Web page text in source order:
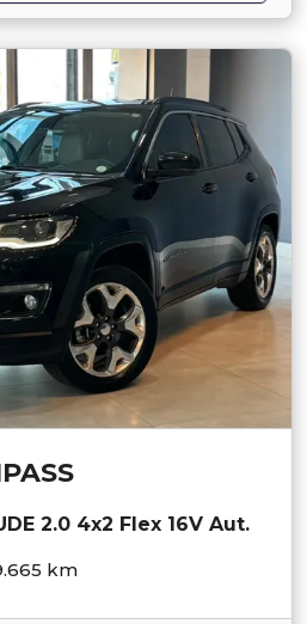
2.0 4x2 Flex 16V Aut.
km